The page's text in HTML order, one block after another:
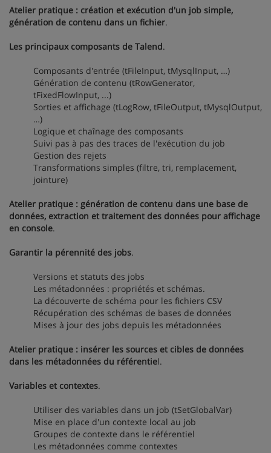
Atelier pratique : création et exécution d'un job simple,
génération de contenu dans un fichier.
Les principaux composants de Talend.
Composants d'entrée (tFileInput, tMysqlInput, …)
Génération de contenu (tRowGenerator,
tFixedFlowInput, ...)
Sorties et affichage (tLogRow, tFileOutput, tMysqlOutput,
…)
Logique et chaînage des composants
Suivi pas à pas des traces de l'exécution du job
Gestion des rejets
Transformations simples (filtre, tri, remplacement,
jointure)
Atelier pratique : génération de contenu dans une base de
données, extraction et traitement des données pour affichage
en console.
Garantir la pérennité des jobs.
Versions et statuts des jobs
Les métadonnées : propriétés et schémas.
La découverte de schéma pour les fichiers CSV
Récupération des schémas de bases de données
Mises à jour des jobs depuis les métadonnées
Atelier pratique : insérer les sources et cibles de données
dans les métadonnées du référentiel.
Variables et contextes.
Utiliser des variables dans un job (tSetGlobalVar)
Mise en place d'un contexte local au job
Groupes de contexte dans le référentiel
Les métadonnées comme contextes